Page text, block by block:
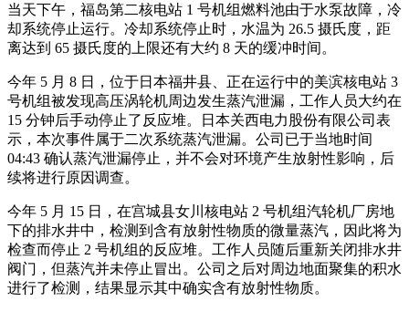
当天下午，福岛第二核电站 1 号机组燃料池由于水泵故障，冷
却系统停止运行。冷却系统停止时，水温为 26.5 摄氏度，距
离达到 65 摄氏度的上限还有大约 8 天的缓冲时间。
今年 5 月 8 日，位于日本福井县、正在运行中的美滨核电站 3
号机组被发现高压涡轮机周边发生蒸汽泄漏，工作人员大约在
15 分钟后手动停止了反应堆。日本关西电力股份有限公司表
示，本次事件属于二次系统蒸汽泄漏。公司已于当地时间
04:43 确认蒸汽泄漏停止，并不会对环境产生放射性影响，后
续将进行原因调查。
今年 5 月 15 日，在宫城县女川核电站 2 号机组汽轮机厂房地
下的排水井中，检测到含有放射性物质的微量蒸汽，因此将为
检查而停止 2 号机组的反应堆。工作人员随后重新关闭排水井
阀门，但蒸汽并未停止冒出。公司之后对周边地面聚集的积水
进行了检测，结果显示其中确实含有放射性物质。